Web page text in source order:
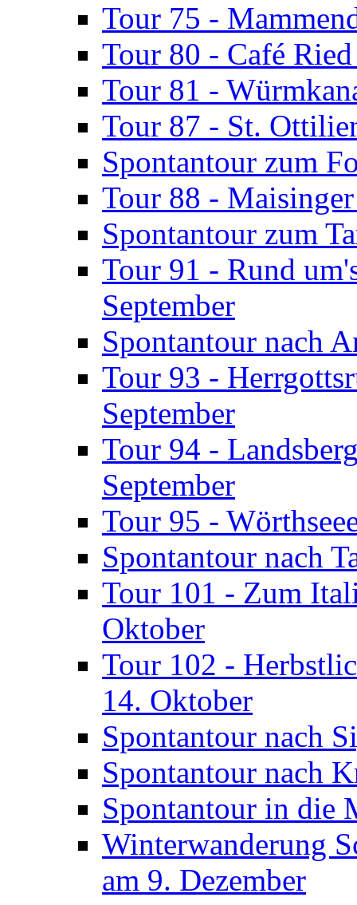
Tour 75 -
Tour 80 - Café
Tour 81 -
Tour 87 - St.
Spontantour zum
Tour 88 - Maisinger
Spontantour zum
Tour 91 - Rund
September
Spontantour nach
Tour 93 -
September
Tour 94 -
September
Tour 95 -
Spontantour nach
Tour 101 - Zum
Oktober
Tour 102 -
14. Oktober
Spontantour nach
Spontantour nach
Spontantour in die
Winterwanderung
am 9. Dezember